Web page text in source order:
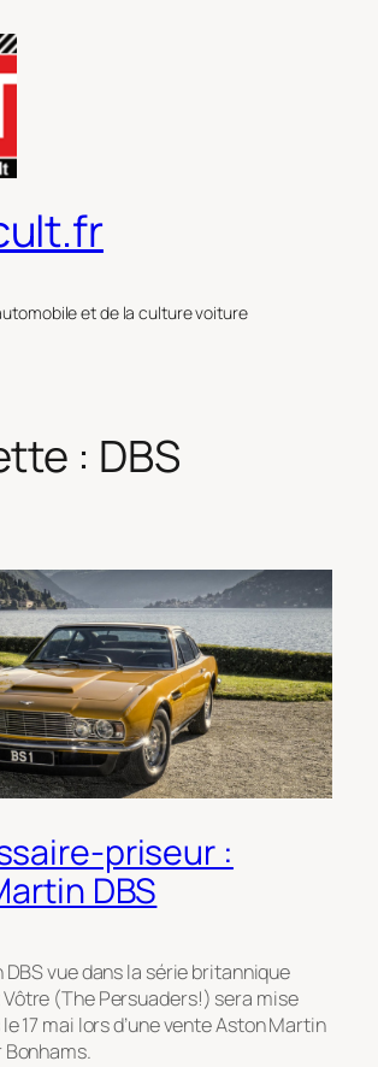
et de la culture voiture
: DBS
priseur :
DBS
DBS vue dans la série britannique
(The Persuaders!) sera mise
17 mai lors d’une vente Aston Martin